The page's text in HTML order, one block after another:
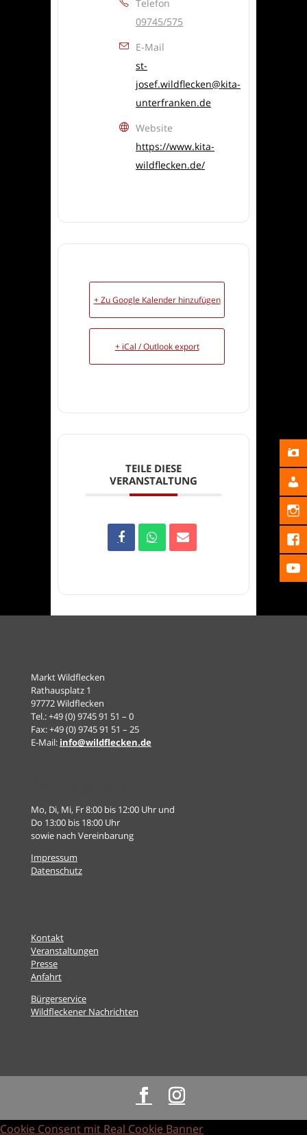
Telefon
09745/575
E-Mail
st-
josef.wildflecken@kita-
unterfranken.de
Website
https://www.kita-
wildflecken.de/
+ Zu Google Kalender hinzufügen
+ iCal / Outlook export
TEILE DIESE
VERANSTALTUNG
Markt Wildflecken
Rathausplatz 1
97772 Wildflecken
Tel.: +49 (0) 9745 91 51 – 0
Fax: +49 (0) 9745 91 51 – 25
E-Mail: info@wildflecken.de
Mo, Di, Mi, Fr 8:00 bis 12:00 Uhr und
Do 13:00 bis 18:00 Uhr
sowie nach Vereinbarung
Impressum
Datenschutz
Kontakt
Veranstaltungen
Presse
Anfahrt
Bürgerservice
Wildfleckener Nachrichten
Cookie Consent mit Real Cookie Banner